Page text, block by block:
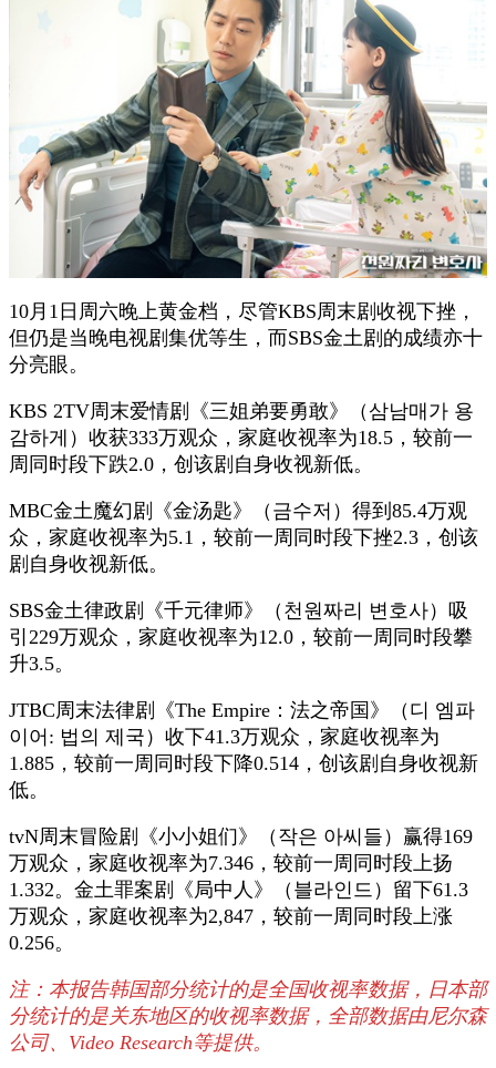
10月1日周六晚上黄金档，尽管KBS周末剧收视下挫，
但仍是当晚电视剧集优等生，而SBS金土剧的成绩亦十
分亮眼。
KBS 2TV周末爱情剧《三姐弟要勇敢》（삼남매가 용
감하게）收获333万观众，家庭收视率为18.5，较前一
周同时段下跌2.0，创该剧自身收视新低。
MBC金土魔幻剧《金汤匙》（금수저）得到85.4万观
众，家庭收视率为5.1，较前一周同时段下挫2.3，创该
剧自身收视新低。
SBS金土律政剧《千元律师》（천원짜리 변호사）吸
引229万观众，家庭收视率为12.0，较前一周同时段攀
升3.5。
JTBC周末法律剧《The Empire：法之帝国》（디 엠파
이어: 법의 제국）收下41.3万观众，家庭收视率为
1.885，较前一周同时段下降0.514，创该剧自身收视新
低。
tvN周末冒险剧《小小姐们》（작은 아씨들）赢得169
万观众，家庭收视率为7.346，较前一周同时段上扬
1.332。金土罪案剧《局中人》（블라인드）留下61.3
万观众，家庭收视率为2,847，较前一周同时段上涨
0.256。
注：本报告韩国部分统计的是全国收视率数据，日本部
分统计的是关东地区的收视率数据，全部数据由尼尔森
公司、Video Research等提供。